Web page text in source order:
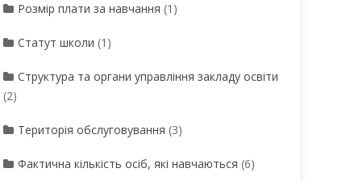
Розмір плати за навчання (1)
Статут школи (1)
Структура та органи управління закладу освіти
(2)
Територія обслуговування (3)
Фактична кількість осіб, які навчаються (6)